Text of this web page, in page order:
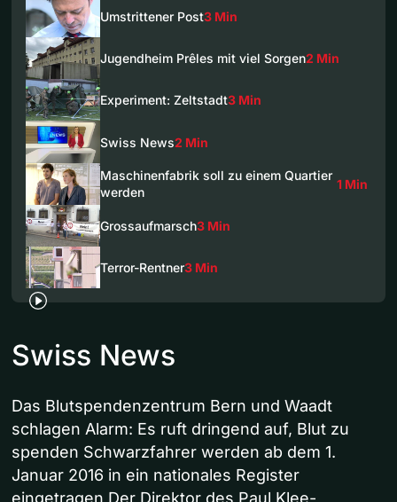
Umstrittener Post3 Min
Jugendheim Prêles mit viel Sorgen2 Min
Experiment: Zeltstadt3 Min
Swiss News2 Min
Maschinenfabrik soll zu einem Quartier
werden
1 Min
Grossaufmarsch3 Min
Terror-Rentner3 Min
Swiss News
Das Blutspendenzentrum Bern und Waadt
schlagen Alarm: Es ruft dringend auf, Blut zu
spenden Schwarzfahrer werden ab dem 1.
Januar 2016 in ein nationales Register